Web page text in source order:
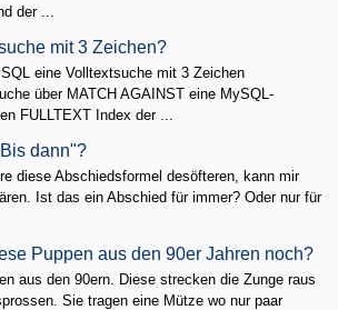
der ...
mit 3 Zeichen?
eine Volltextsuche mit 3 Zeichen
über MATCH AGAINST eine MySQL-
FULLTEXT Index der ...
dann"?
diese Abschiedsformel desöfteren, kann mir
Ist das ein Abschied für immer? Oder nur für
Puppen aus den 90er Jahren noch?
aus den 90ern. Diese strecken die Zunge raus
Sie tragen eine Mütze wo nur paar